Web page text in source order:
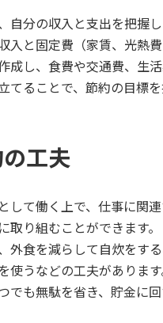
自分の収入と支出を把握し
入と固定費（家賃、光熱
成し、食費や交通費、生
てることで、節約の目標を
工夫
して働く上で、仕事に関
取り組むことができます。
外食を減らして自炊をす
使うなどの工夫があります
でも無駄を省き、貯金に回